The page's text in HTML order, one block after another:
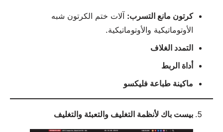
كرتون مانع التسرب: آلات ختم الكرتون شبه
الأوتوماتيكية والأوتوماتيكية.
التمدد الغلاف
أداة الربط
ماكينة طباعة فليكسو
بيست باك لأنظمة التغليف والتعبئة والتغليف